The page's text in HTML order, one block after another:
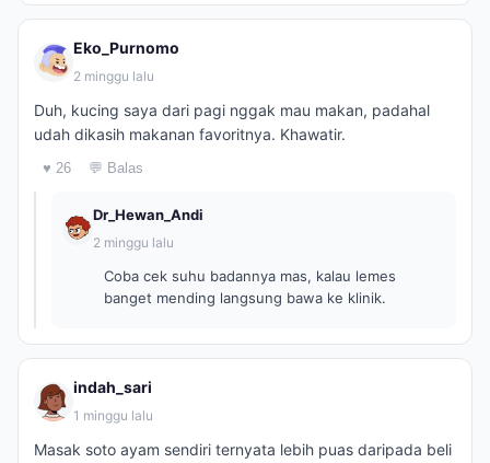
Eko_Purnomo
2 minggu lalu
Duh, kucing saya dari pagi nggak mau makan, padahal
udah dikasih makanan favoritnya. Khawatir.
♥ 26 💬 Balas
Dr_Hewan_Andi
2 minggu lalu
Coba cek suhu badannya mas, kalau lemes
banget mending langsung bawa ke klinik.
indah_sari
1 minggu lalu
Masak soto ayam sendiri ternyata lebih puas daripada beli